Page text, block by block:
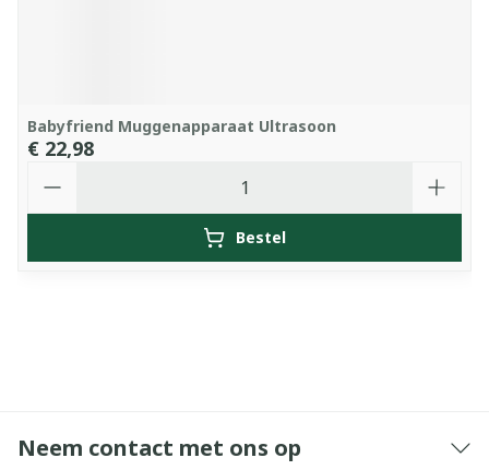
Babyfriend Muggenapparaat Ultrasoon
€ 22,98
Bestel
Neem contact met ons op